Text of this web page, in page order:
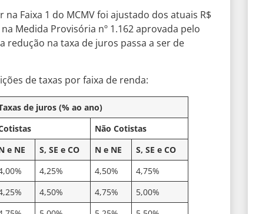
Faixa 1 do MCMV foi ajustado dos atuais R$
Medida Provisória nº 1.162 aprovada pelo
redução na taxa de juros passa a ser de
de taxas por faixa de renda:
de juros (% ao ano)
Não Cotistas
e NE
S, SE e CO N e NE
S, SE e CO
4,25% 4,50%
4,75%
4,50% 4,75%
5,00%